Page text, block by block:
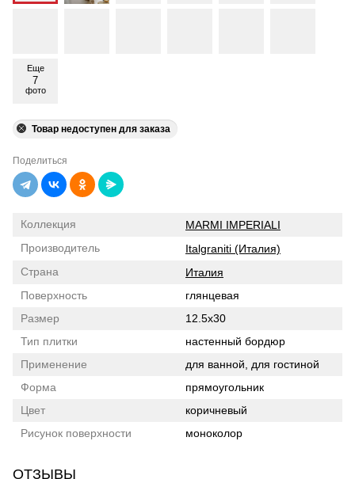
Еще
7
фото
Товар недоступен для заказа
Поделиться
Коллекция
MARMI IMPERIALI
Производитель
Italgraniti (Италия)
Страна
Италия
Поверхность
глянцевая
Размер
12.5x30
Тип плитки
настенный бордюр
Применение
для ванной, для гостиной
Форма
прямоугольник
Цвет
коричневый
Рисунок поверхности
моноколор
ОТЗЫВЫ